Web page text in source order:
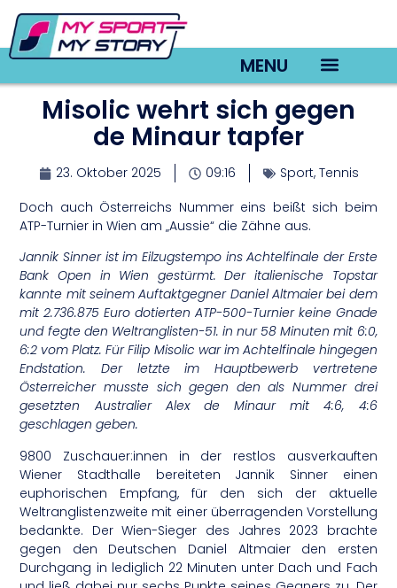
MENU
Misolic wehrt sich gegen
de Minaur tapfer
23. Oktober 2025 09:16 Sport, Tennis
Doch auch Österreichs Nummer eins beißt sich beim
ATP-Turnier in Wien am „Aussie“ die Zähne aus.
Jannik Sinner ist im Eilzugstempo ins Achtelfinale der Erste
Bank Open in Wien gestürmt. Der italienische Topstar
kannte mit seinem Auftaktgegner Daniel Altmaier bei dem
mit 2.736.875 Euro dotierten ATP-500-Turnier keine Gnade
und fegte den Weltranglisten-51. in nur 58 Minuten mit 6:0,
6:2 vom Platz. Für Filip Misolic war im Achtelfinale hingegen
Endstation. Der letzte im Hauptbewerb vertretene
Österreicher musste sich gegen den als Nummer drei
gesetzten Australier Alex de Minaur mit 4:6, 4:6
geschlagen geben.
9800 Zuschauer:innen in der restlos ausverkauften
Wiener Stadthalle bereiteten Jannik Sinner einen
euphorischen Empfang, für den sich der aktuelle
Weltranglistenzweite mit einer überragenden Vorstellung
bedankte. Der Wien-Sieger des Jahres 2023 brachte
gegen den Deutschen Daniel Altmaier den ersten
Durchgang in lediglich 22 Minuten unter Dach und Fach